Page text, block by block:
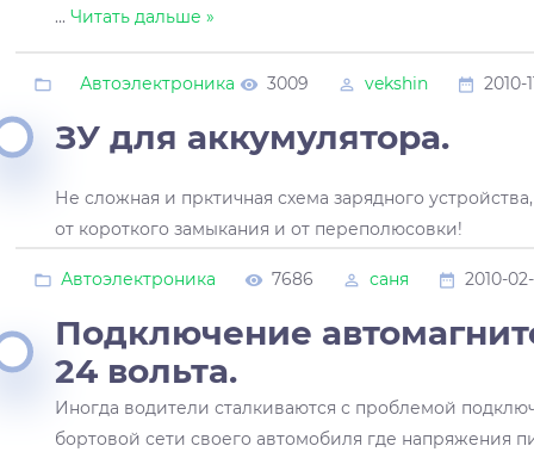
...Читать дальше »
Автоэлектроника 3009 vekshin 2010-
ЗУ для аккумулятора.
Не сложная и прктичная схема зарядного
от короткого замыкания и от переполюсовки!
Автоэлектроника 7686 саня 2010-
Подключение
24 вольта.
Иногда водители сталкиваются с проблемой
бортовой сети своего автомобиля где напряжения